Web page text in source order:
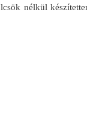
nélkül